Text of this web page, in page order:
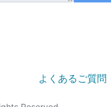
よくあるご質問